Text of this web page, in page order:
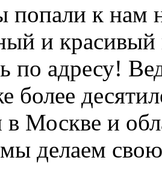
к нам
и
по адресу!
более
в Москве и
делаем